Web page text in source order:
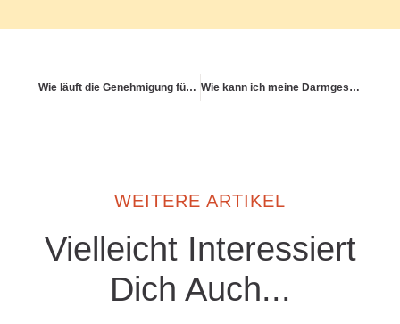
Wie läuft die Genehmigung für Hilfsmittel ab? Wie kann ich meine Darmgesundheit aktiv unterstützen?
WEITERE ARTIKEL
Vielleicht Interessiert
Dich Auch...